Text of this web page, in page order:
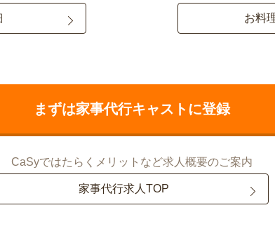
お料
まずは家事代行キャストに登録
CaSyではたらくメリットなど求人概要のご案内
家事代行求人TOP